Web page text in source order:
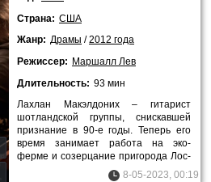
Страна: США
Жанр: Драмы /2012 года
Режиссер: Маршалл Лев
Длительность: 93 мин
Лахлан Макэлдоних – гитарист
шотландской группы, снискавшей
признание в 90-е годы. Теперь его
время занимает работа на эко-
ферме и созерцание пригорода Лос-
Анджелеса. Ностальгия по минувшим
8-05-2023, 00:19